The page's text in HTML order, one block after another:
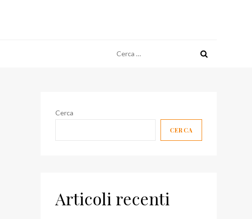
per:
Cerca
CERCA
Articoli recenti